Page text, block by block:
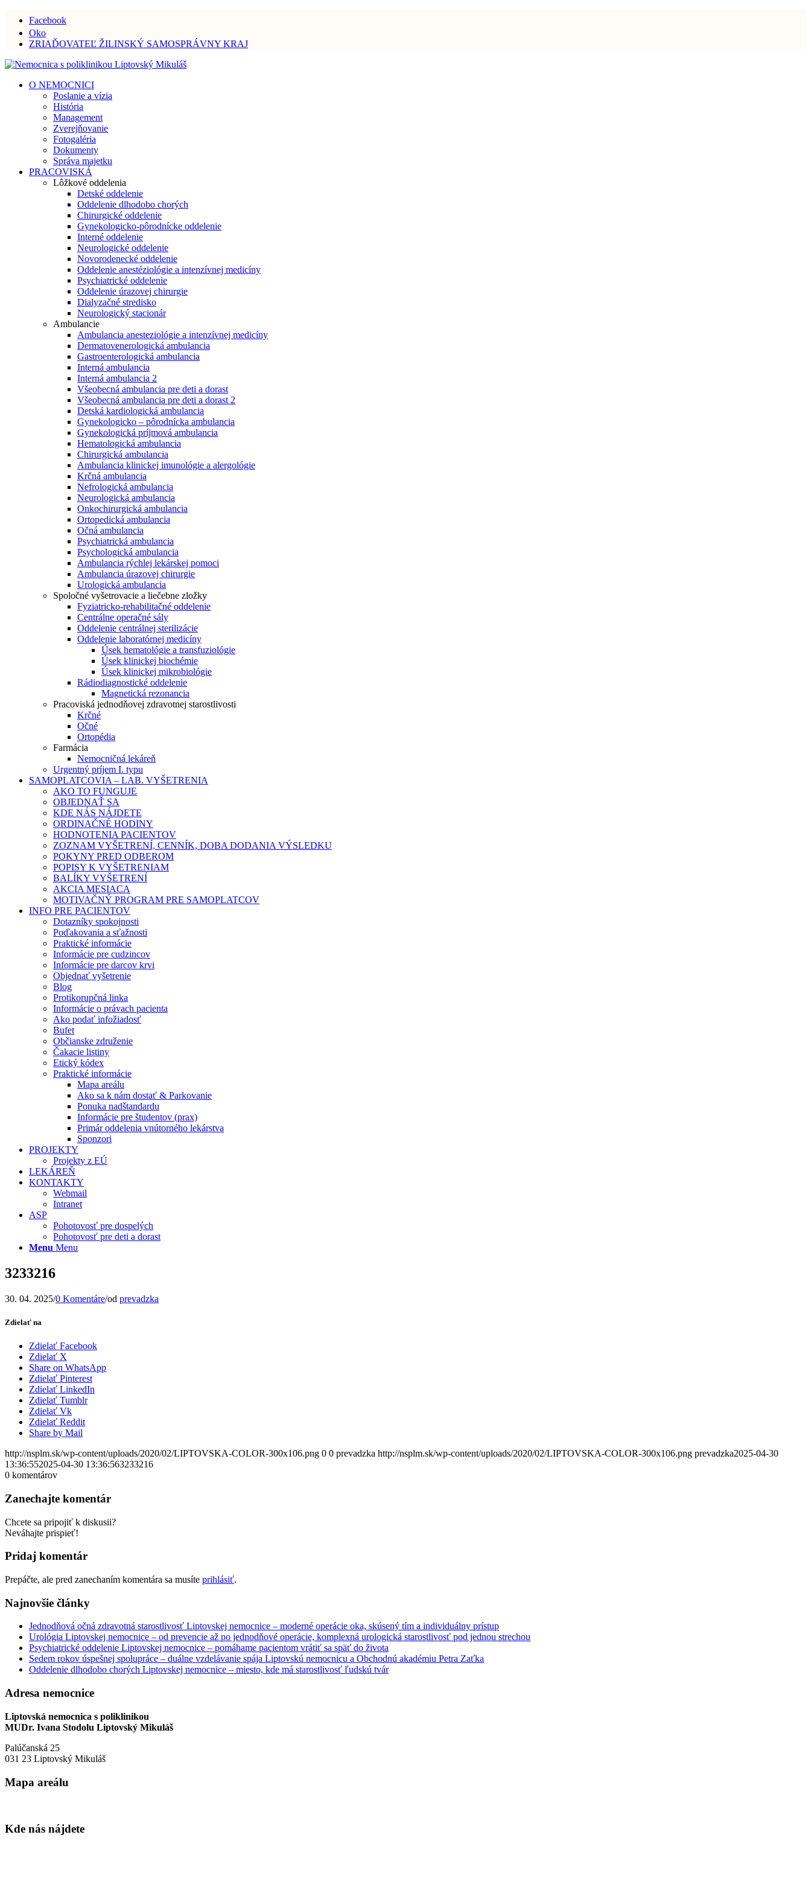
Facebook
Oko
ZRIAĎOVATEĽ ŽILINSKÝ SAMOSPRÁVNY KRAJ
O NEMOCNICI
Poslanie a vízia
História
Management
Zverejňovanie
Fotogaléria
Dokumenty
Správa majetku
PRACOVISKÁ
Lôžkové oddelenia
Detské oddelenie
Oddelenie dlhodobo chorých
Chirurgické oddelenie
Gynekologicko-pôrodnícke oddelenie
Interné oddelenie
Neurologické oddelenie
Novorodenecké oddelenie
Oddelenie anestéziológie a intenzívnej medicíny
Psychiatrické oddelenie
Oddelenie úrazovej chirurgie
Dialyzačné stredisko
Neurologický stacionár
Ambulancie
Ambulancia anesteziológie a intenzívnej medicíny
Dermatovenerologická ambulancia
Gastroenterologická ambulancia
Interná ambulancia
Interná ambulancia 2
Všeobecná ambulancia pre deti a dorast
Všeobecná ambulancia pre deti a dorast 2
Detská kardiologická ambulancia
Gynekologicko – pôrodnícka ambulancia
Gynekologická príjmová ambulancia
Hematologická ambulancia
Chirurgická ambulancia
Ambulancia klinickej imunológie a alergológie
Krčná ambulancia
Nefrologická ambulancia
Neurologická ambulancia
Onkochirurgická ambulancia
Ortopedická ambulancia
Očná ambulancia
Psychiatrická ambulancia
Psychologická ambulancia
Ambulancia rýchlej lekárskej pomoci
Ambulancia úrazovej chirurgie
Urologická ambulancia
Spoločné vyšetrovacie a liečebne zložky
Fyziatricko-rehabilitačné oddelenie
Centrálne operačné sály
Oddelenie centrálnej sterilizácie
Oddelenie laboratórnej medicíny
Úsek hematológie a transfuziológie
Úsek klinickej biochémie
Úsek klinickej mikrobiológie
Rádiodiagnostické oddelenie
Magnetická rezonancia
Pracoviská jednodňovej zdravotnej starostlivosti
Krčné
Očné
Ortopédia
Farmácia
Nemocničná lekáreň
Urgentný príjem I. typu
SAMOPLATCOVIA – LAB. VYŠETRENIA
AKO TO FUNGUJE
OBJEDNAŤ SA
KDE NÁS NÁJDETE
ORDINAČNÉ HODINY
HODNOTENIA PACIENTOV
ZOZNAM VYŠETRENÍ, CENNÍK, DOBA DODANIA VÝSLEDKU
POKYNY PRED ODBEROM
POPISY K VYŠETRENIAM
BALÍKY VYŠETRENÍ
AKCIA MESIACA
MOTIVAČNÝ PROGRAM PRE SAMOPLATCOV
INFO PRE PACIENTOV
Dotazníky spokojnosti
Poďakovania a sťažnosti
Praktické informácie
Informácie pre cudzincov
Informácie pre darcov krvi
Objednať vyšetrenie
Blog
Protikorupčná linka
Informácie o právach pacienta
Ako podať infožiadosť
Bufet
Občianske združenie
Čakacie listiny
Etický kódex
Praktické informácie
Mapa areálu
Ako sa k nám dostať & Parkovanie
Ponuka nadštandardu
Informácie pre študentov (prax)
Primár oddelenia vnútorného lekárstva
Sponzori
PROJEKTY
Projekty z EÚ
LEKÁREŇ
KONTAKTY
Webmail
Intranet
ASP
Pohotovosť pre dospelých
Pohotovosť pre deti a dorast
Menu Menu
3233216
30. 04. 2025/0 Komentáre/od prevadzka
Zdielať na
Zdielať Facebook
Zdielať X
Share on WhatsApp
Zdielať Pinterest
Zdielať LinkedIn
Zdielať Tumblr
Zdielať Vk
Zdielať Reddit
Share by Mail
http://nsplm.sk/wp-content/uploads/2020/02/LIPTOVSKA-COLOR-300x106.png 0 0 prevadzka http://nsplm.sk/wp-content/uploads/2020/02/LIPTOVSKA-COLOR-300x106.png prevadzka2025-04-30
13:36:552025-04-30 13:36:563233216
0 komentárov
Zanechajte komentár
Chcete sa pripojiť k diskusii?
Neváhajte prispieť!
Pridaj komentár
Prepáčte, ale pred zanechaním komentára sa musíte prihlásiť.
Najnovšie články
Jednodňová očná zdravotná starostlivosť Liptovskej nemocnice – moderné operácie oka, skúsený tím a individuálny prístup
Urológia Liptovskej nemocnice – od prevencie až po jednodňové operácie, komplexná urologická starostlivosť pod jednou strechou
Psychiatrické oddelenie Liptovskej nemocnice – pomáhame pacientom vrátiť sa späť do života
Sedem rokov úspešnej spolupráce – duálne vzdelávanie spája Liptovskú nemocnicu a Obchodnú akadémiu Petra Zaťka
Oddelenie dlhodobo chorých Liptovskej nemocnice – miesto, kde má starostlivosť ľudskú tvár
Adresa nemocnice
Liptovská nemocnica s poliklinikou
MUDr. Ivana Stodolu Liptovský Mikuláš
Palúčanská 25
031 23 Liptovský Mikuláš
Mapa areálu
Kde nás nájdete